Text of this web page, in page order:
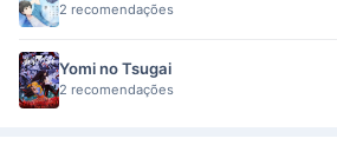
2 recomendações
Yomi no Tsugai
2 recomendações